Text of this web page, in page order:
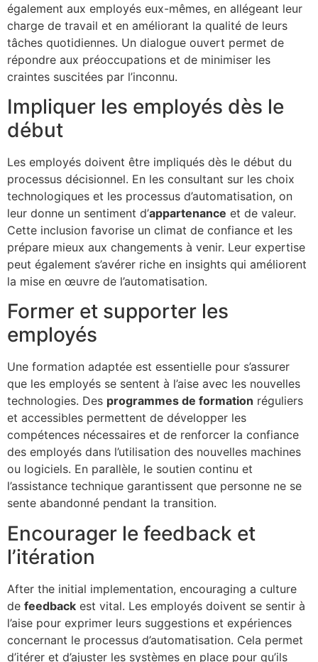
également aux employés eux-mêmes, en allégeant leur
charge de travail et en améliorant la qualité de leurs
tâches quotidiennes. Un dialogue ouvert permet de
répondre aux préoccupations et de minimiser les
craintes suscitées par l’inconnu.
Impliquer les employés dès le
début
Les employés doivent être impliqués dès le début du
processus décisionnel. En les consultant sur les choix
technologiques et les processus d’automatisation, on
leur donne un sentiment d’appartenance et de valeur.
Cette inclusion favorise un climat de confiance et les
prépare mieux aux changements à venir. Leur expertise
peut également s’avérer riche en insights qui améliorent
la mise en œuvre de l’automatisation.
Former et supporter les
employés
Une formation adaptée est essentielle pour s’assurer
que les employés se sentent à l’aise avec les nouvelles
technologies. Des programmes de formation réguliers
et accessibles permettent de développer les
compétences nécessaires et de renforcer la confiance
des employés dans l’utilisation des nouvelles machines
ou logiciels. En parallèle, le soutien continu et
l’assistance technique garantissent que personne ne se
sente abandonné pendant la transition.
Encourager le feedback et
l’itération
After the initial implementation, encouraging a culture
de feedback est vital. Les employés doivent se sentir à
l’aise pour exprimer leurs suggestions et expériences
concernant le processus d’automatisation. Cela permet
d’itérer et d’ajuster les systèmes en place pour qu’ils